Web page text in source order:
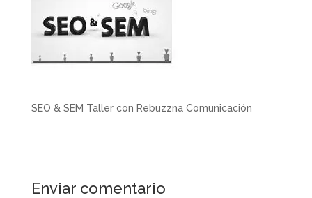
SEO & SEM Taller con Rebuzzna Comunicación
Enviar comentario